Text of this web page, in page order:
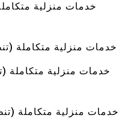
خدمات منزلية
خدمات منزلية متكاملة
خدمات منزلية
خدمات منزلية متكاملة